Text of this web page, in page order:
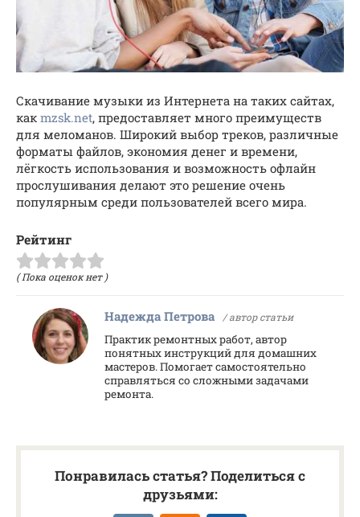
Скачивание музыки из Интернета на таких сайтах,
как mzsk.net, предоставляет много преимуществ
для меломанов. Широкий выбор треков, различные
форматы файлов, экономия денег и времени,
лёгкость использования и возможность офлайн
прослушивания делают это решение очень
популярным среди пользователей всего мира.
Рейтинг
( Пока оценок нет )
Надежда Петрова / автор статьи
Практик ремонтных работ, автор
понятных инструкций для домашних
мастеров. Помогает самостоятельно
справляться со сложными задачами
ремонта.
Понравилась статья? Поделиться с
друзьями: